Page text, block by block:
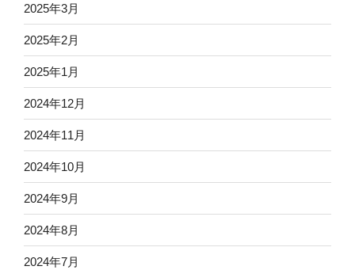
2025年3月
2025年2月
2025年1月
2024年12月
2024年11月
2024年10月
2024年9月
2024年8月
2024年7月